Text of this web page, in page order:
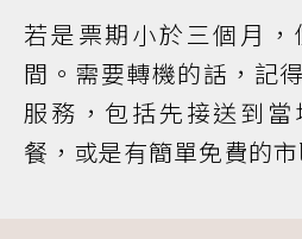
若是票期小於三個月
間。需要轉機的話，記
服務，包括先接送到
餐，或是有簡單免費的市